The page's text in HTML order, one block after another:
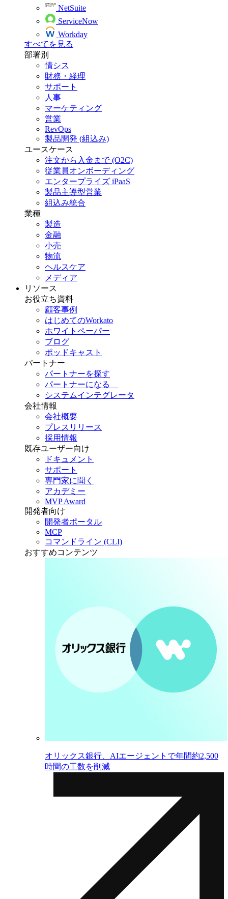
NetSuite
ServiceNow
Workday
すべてを見る
部署別
情シス
財務・経理
サポート
人事
マーケティング
営業
RevOps
製品開発 (組込み)
ユースケース
注文から入金まで (O2C)
従業員オンボーディング
エンタープライズ iPaaS
製品主導型営業
組込み統合
業種
製造
金融
小売
物流
ヘルスケア
メディア
リソース
お役立ち資料
顧客事例
はじめてのWorkato
ホワイトペーパー
ブログ
ポッドキャスト
パートナー
パートナーを探す
パートナーになる
システムインテグレータ
会社情報
会社概要
プレスリリース
採用情報
既存ユーザー向け
ドキュメント
サポート
専門家に聞く
アカデミー
MVP Award
開発者向け
開発者ポータル
MCP
コマンドライン (CLI)
おすすめコンテンツ
オリックス銀行、AIエージェントで年間約2,500
時間の工数を削減